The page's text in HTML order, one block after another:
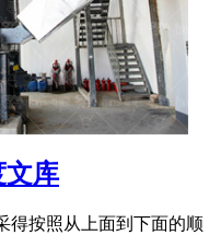
文库
得按照从上面到下面的顺